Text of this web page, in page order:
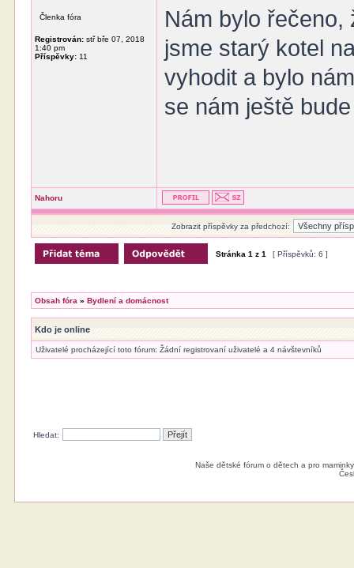
Členka fóra
Registrován: stř bře 07, 2018
1:40 pm
Příspěvky: 11
Nám bylo řečeno,
jsme starý kotel
vyhodit a bylo
se nám ještě
Nahoru
Zobrazit příspěvky za předchozí:
Stránka1 z1 [ Příspěvků: 6 ]
Obsah fóra »Bydlení a domácnost
Kdo je online
Uživatelé procházející toto fórum: Žádní registrovaní uživatelé a 4 návštevníků
Hledat:
Naše dětské fórum o dětech a pro